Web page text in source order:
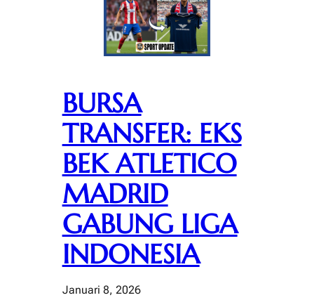
BURSA
TRANSFER: EKS
BEK ATLETICO
MADRID
GABUNG LIGA
INDONESIA
Januari 8, 2026